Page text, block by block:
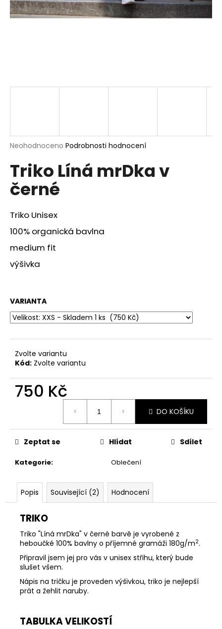
Průměrné
produktu
0,0
z
hvězdiček.
Neohodnoceno Podrobnosti hodnocení
Triko Líná mrDka v
černé
Triko Unisex
100% organická bavlna
medium fit
výšivka
VARIANTA
Zvolte variantu
Kód: Zvolte variantu
750 Kč
DO KOŠÍKU
Kategorie: Oblečení
Zeptat se Hlídat Sdílet
Popis Související (2) Hodnocení
TRIKO
Triko "Líná mrDka" v černé barvě je vyrobené z
heboučké 100% bavlny o příjemné gramáži 180g/m2.
Připravil jsem jej pro vás v unisex střihu, který bude
slušet všem.
Nápis na tričku je proveden výšivkou, triko je nejlepší
prát a žehlit naruby.
TABULKA VELIKOSTÍ
a
o
p
o
u
u
j
m
DRUHÝ
ŽIVOT
KRABICI
0